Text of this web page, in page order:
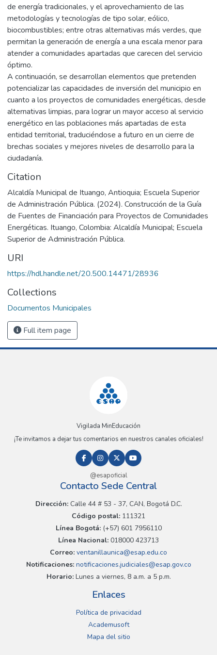
de energía tradicionales, y el aprovechamiento de las
metodologías y tecnologías de tipo solar, eólico,
biocombustibles; entre otras alternativas más verdes, que
permitan la generación de energía a una escala menor para
atender a comunidades apartadas que carecen del servicio
óptimo.
A continuación, se desarrollan elementos que pretenden
potencializar las capacidades de inversión del municipio en
cuanto a los proyectos de comunidades energéticas, desde
alternativas limpias, para lograr un mayor acceso al servicio
energético en las poblaciones más apartadas de esta
entidad territorial, traduciéndose a futuro en un cierre de
brechas sociales y mejores niveles de desarrollo para la
ciudadanía.
Citation
Alcaldía Municipal de Ituango, Antioquia; Escuela Superior
de Administración Pública. (2024). Construcción de la Guía
de Fuentes de Financiación para Proyectos de Comunidades
Energéticas. Ituango, Colombia: Alcaldía Municipal; Escuela
Superior de Administración Pública.
URI
https://hdl.handle.net/20.500.14471/28936
Collections
Documentos Municipales
Full item page
Vigilada MinEducación
¡Te invitamos a dejar tus comentarios en nuestros canales oficiales!
@esapoficial
Contacto Sede Central
Dirección:Calle 44 # 53 - 37, CAN, Bogotá D.C.
Código postal: 111321
Línea Bogotá:(+57) 601 7956110
Línea Nacional: 018000 423713
Correo: ventanillaunica@esap.edu.co
Notificaciones:notificaciones.judiciales@esap.gov.co
Horario:Lunes a viernes, 8 a.m. a 5 p.m.
Enlaces
Política de privacidad
Academusoft
Mapa del sitio